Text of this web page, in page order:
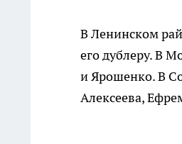
В Ленинском
его дублеру. В
и Ярошенко. В
Алексеева,